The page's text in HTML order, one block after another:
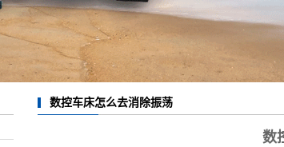
数控车床怎么去消除振荡
数